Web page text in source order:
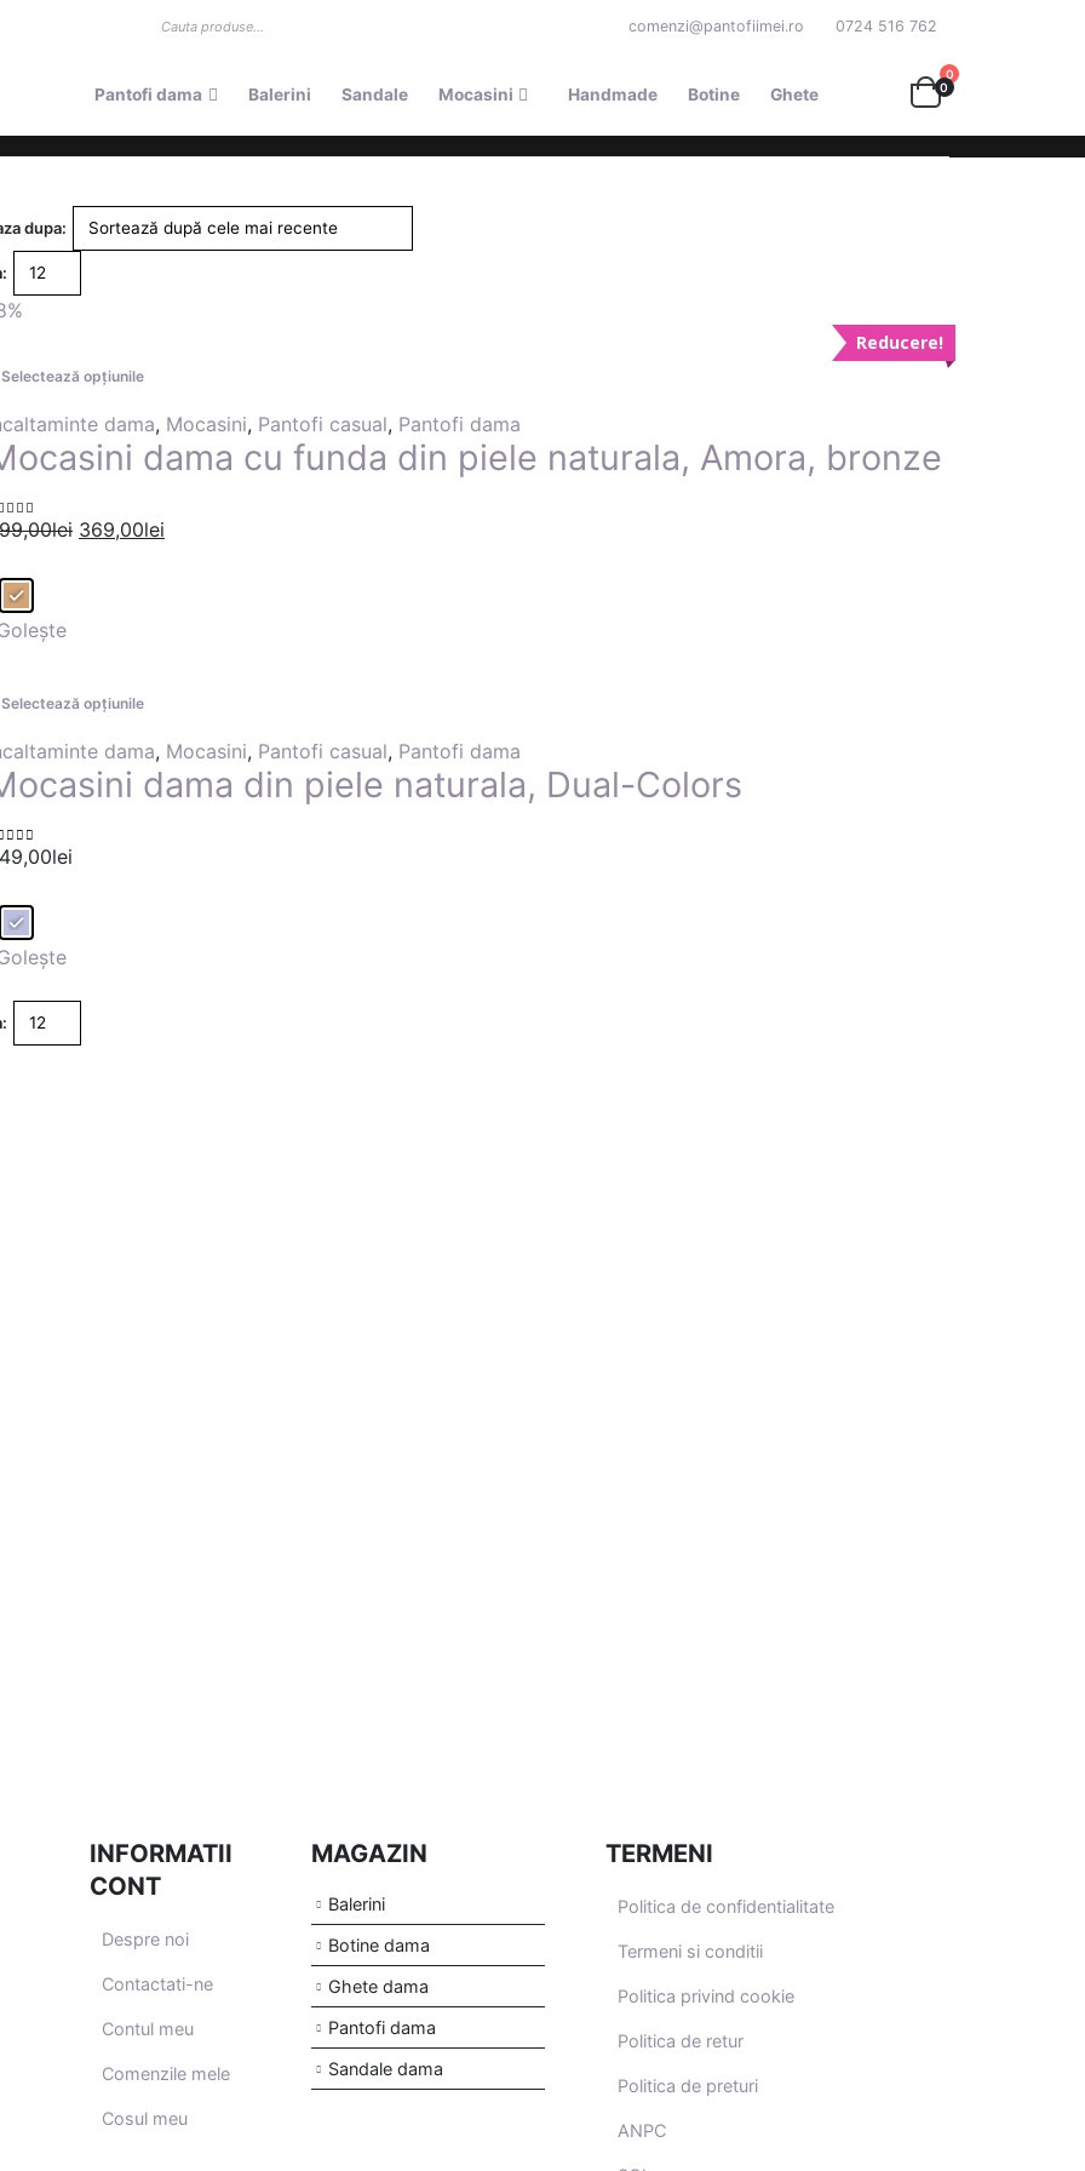
comenzi@pantofiimei.ro 0724 516 762
Pantofi dama Balerini Sandale Mocasini Handmade Botine Ghete
0
0
dupa:
Reducere!
Selectează opțiunile
dama, Mocasini, Pantofi casual, Pantofi dama
dama cu funda din piele naturala, Amora, bronze
out of 5
lei 369,00lei
Selectează opțiunile
dama, Mocasini, Pantofi casual, Pantofi dama
dama din piele naturala, Dual-Colors
of 5lei
INFORMATII
CONT
Despre noi
Contactati-ne
Contul meu
Comenzile mele
Cosul meu
MAGAZIN
Balerini
Botine dama
Ghete dama
Pantofi dama
Sandale dama
TERMENI
Politica de confidentialitate
Termeni si conditii
Politica privind cookie
Politica de retur
Politica de preturi
ANPC